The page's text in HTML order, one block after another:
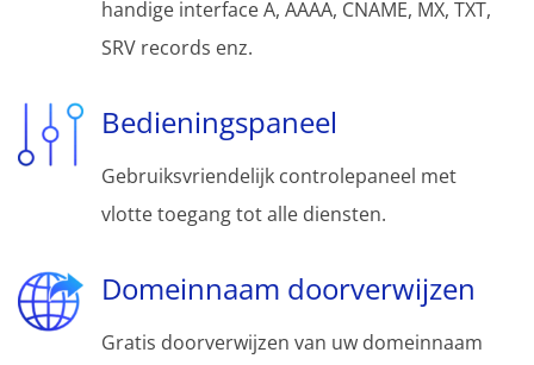
handige interface A, AAAA, CNAME, MX, TXT,
SRV records enz.
Bedieningspaneel
Gebruiksvriendelijk controlepaneel met
vlotte toegang tot alle diensten.
Domeinnaam doorverwijzen
Gratis doorverwijzen van uw domeinnaam